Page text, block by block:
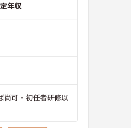
年収
尚可・初任者研修以